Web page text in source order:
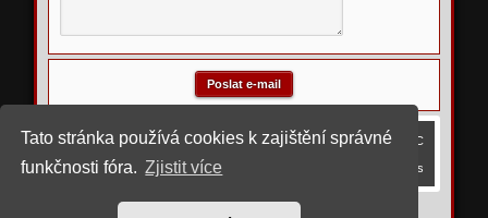
Tato stránka používá cookies k zajištění správné
funkčnosti fóra. Zjistit více
Obsah fóra Všechny časy jsou v UTC
Smazat cookies
Kontaktujte nás